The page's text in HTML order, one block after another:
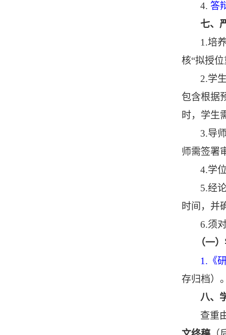
4. 答
七、
1.培
核“拟授
2.学
包含根据
时，学生
3.导
师需签署
4.学
5.经
时间，并
6.须
（一
1. 《
存归档）
八、
查重